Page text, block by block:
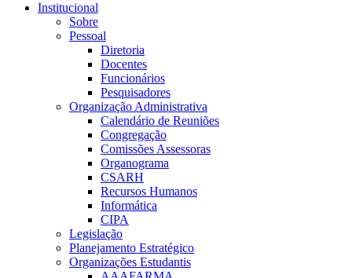
Institucional
Sobre
Pessoal
Diretoria
Docentes
Funcionários
Pesquisadores
Organização Administrativa
Calendário de Reuniões
Congregação
Comissões Assessoras
Organograma
CSARH
Recursos Humanos
Informática
CIPA
Legislação
Planejamento Estratégico
Organizações Estudantis